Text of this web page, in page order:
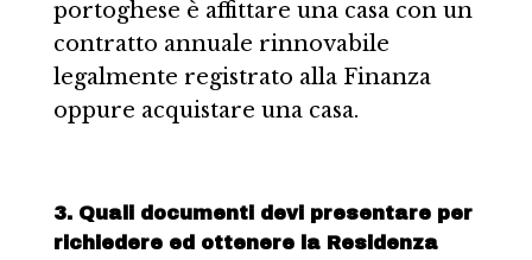
portoghese è affittare una casa con un
contratto annuale rinnovabile
legalmente registrato alla Finanza
oppure acquistare una casa.
3. Quali documenti devi presentare per
richiedere ed ottenere la Residenza